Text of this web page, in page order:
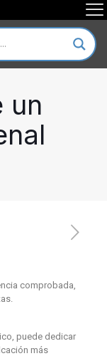
un
comprobada,
puede dedicar
más